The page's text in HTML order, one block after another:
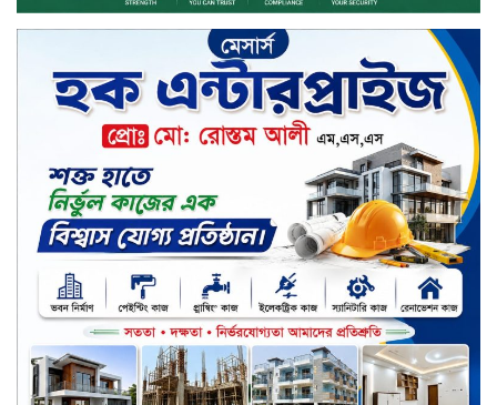
ডিজিটাল স্ক্রিন ছেড়ে ফসলের মাঠে
শিক্ষার্থীরা; টাঙ্গাইলের মহিষমারা কলেজে
খুন্তি-কোদালে তরুণদের নতুন বিপ্লব!
শান্তা পিনাকলে প্রিমিয়ার ব্যাংকের বোর্ড
সভা অনুষ্ঠিত
কাফরুলে মুক্তিযোদ্ধা কল্যাণ সমিতিতে
ইশতিয়াক আজিজ উলফাতের কোটি
টাকার দুর্নীতি, ফ্ল্যাট দখলের অপচেষ্টা ও
সন্ত্রাসী হামলা
ব্যাংকিং খাত স্থিতিশীল করতে ১৮ মাসের
পরিকল্পনা কেন্দ্রীয় ব্যাংকের